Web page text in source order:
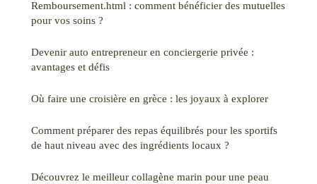
Remboursement.html : comment bénéficier des mutuelles
pour vos soins ?
Devenir auto entrepreneur en conciergerie privée :
avantages et défis
Où faire une croisière en grèce : les joyaux à explorer
Comment préparer des repas équilibrés pour les sportifs
de haut niveau avec des ingrédients locaux ?
Découvrez le meilleur collagène marin pour une peau